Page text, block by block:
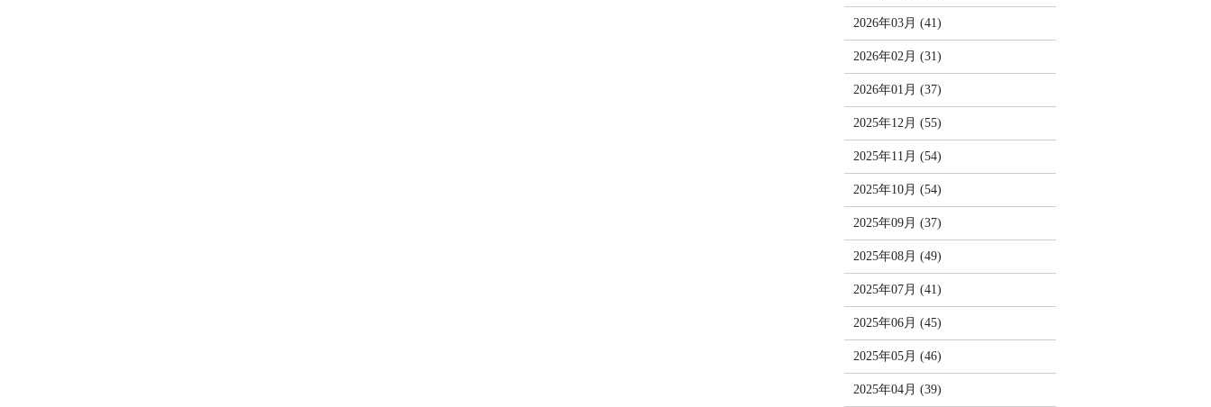
2026年03月 (41)
2026年02月 (31)
2026年01月 (37)
2025年12月 (55)
2025年11月 (54)
2025年10月 (54)
2025年09月 (37)
2025年08月 (49)
2025年07月 (41)
2025年06月 (45)
2025年05月 (46)
2025年04月 (39)